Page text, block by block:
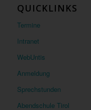
QUICKLINKS
Termine
Intranet
WebUntis
Anmeldung
Sprechstunden
Abendschule Tirol